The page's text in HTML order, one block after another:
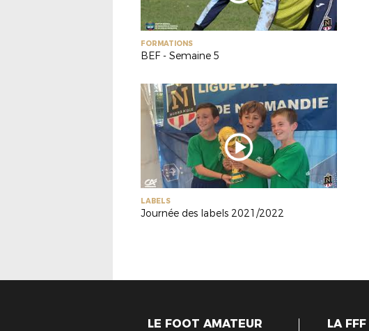
FORMATIONS
BEF - Semaine 5
LABELS
Journée des labels 2021/2022
LE FOOT AMATEUR
LA FFF